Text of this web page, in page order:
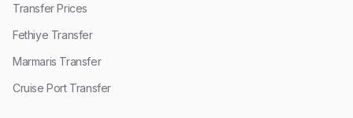
Transfer Prices
Fethiye Transfer
Marmaris Transfer
Cruise Port Transfer